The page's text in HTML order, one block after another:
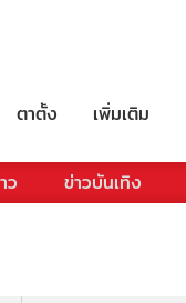
ตาตั้ง เพิ่มเติม
ว ข่าวบันเทิง